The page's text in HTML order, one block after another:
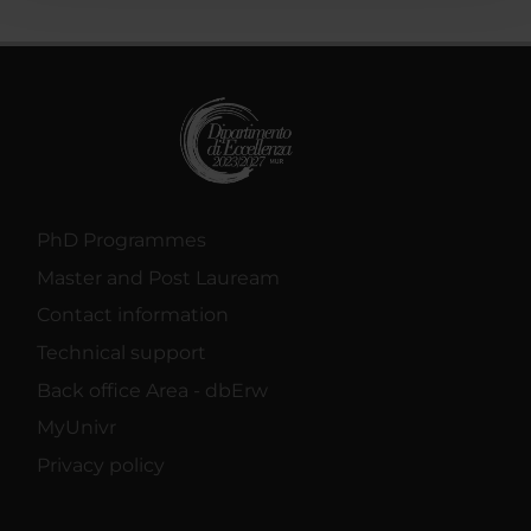
PhD Programmes
Master and Post Lauream
Contact information
Technical support
Back office Area - dbErw
MyUnivr
Privacy policy